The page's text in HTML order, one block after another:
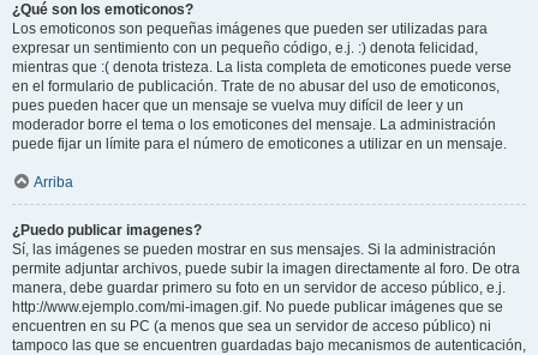
¿Qué son los emoticonos?
Los emoticonos son pequeñas imágenes que pueden ser utilizadas para
expresar un sentimiento con un pequeño código, e.j. :) denota felicidad,
mientras que :( denota tristeza. La lista completa de emoticones puede verse
en el formulario de publicación. Trate de no abusar del uso de emoticonos,
pues pueden hacer que un mensaje se vuelva muy difícil de leer y un
moderador borre el tema o los emoticones del mensaje. La administración
puede fijar un límite para el número de emoticones a utilizar en un mensaje.
Arriba
¿Puedo publicar imagenes?
Sí, las imágenes se pueden mostrar en sus mensajes. Si la administración
permite adjuntar archivos, puede subir la imagen directamente al foro. De otra
manera, debe guardar primero su foto en un servidor de acceso público, e.j.
http://www.ejemplo.com/mi-imagen.gif. No puede publicar imágenes que se
encuentren en su PC (a menos que sea un servidor de acceso público) ni
tampoco las que se encuentren guardadas bajo mecanismos de autenticación,